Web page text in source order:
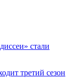
стали
третий сезон